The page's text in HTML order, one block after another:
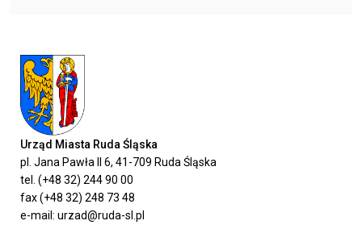
Urząd Miasta Ruda Śląska
pl. Jana Pawła II 6, 41-709 Ruda Śląska
tel. (+48 32) 244 90 00
fax (+48 32) 248 73 48
e-mail: urzad@ruda-sl.pl